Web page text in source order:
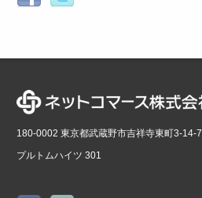
180-0002 東京都武蔵野市吉祥寺東町3-14-7
プルトムハイツ 301